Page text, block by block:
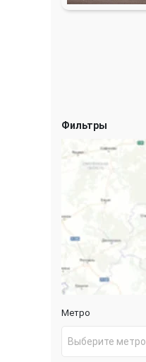
Фильтры
Метро
Выберите метро